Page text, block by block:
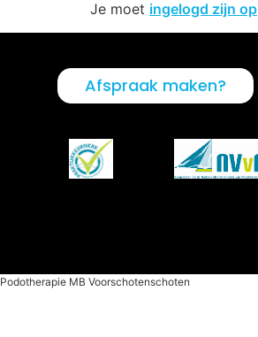
Je moet ingelogd zijn op
Afspraak maken?
Podotherapie MB Voorschotenschoten